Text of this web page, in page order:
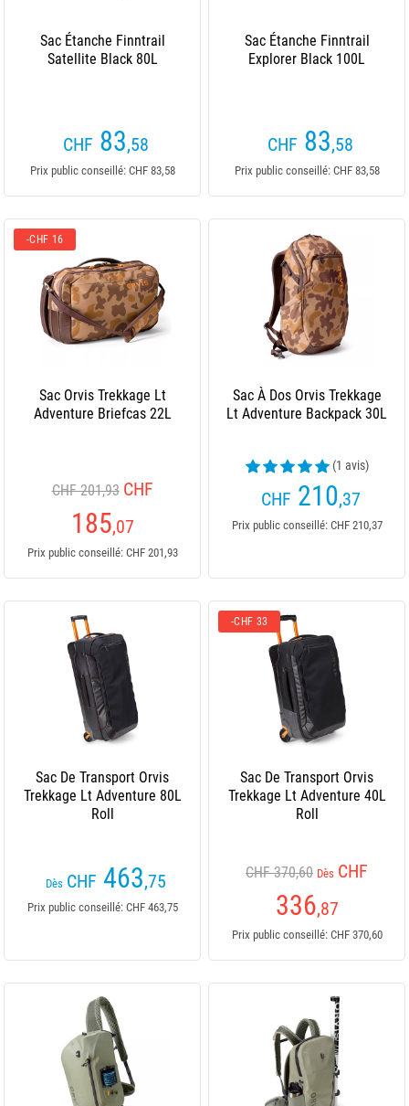
Sac Étanche Finntrail
Satellite Black 80L
CHF 83,58
Prix public conseillé: CHF 83,58
Sac Étanche Finntrail
Explorer Black 100L
CHF 83,58
Prix public conseillé: CHF 83,58
-CHF 16
Sac Orvis Trekkage Lt
Adventure Briefcas 22L
CHF 201,93 CHF
185,07
Prix public conseillé: CHF 201,93
Sac À Dos Orvis Trekkage
Lt Adventure Backpack 30L
(1 avis)
CHF 210,37
Prix public conseillé: CHF 210,37
Sac De Transport Orvis
Trekkage Lt Adventure 80L
Roll
Dès CHF 463,75
Prix public conseillé: CHF 463,75
-CHF 33
Sac De Transport Orvis
Trekkage Lt Adventure 40L
Roll
CHF 370,60 Dès CHF
336,87
Prix public conseillé: CHF 370,60